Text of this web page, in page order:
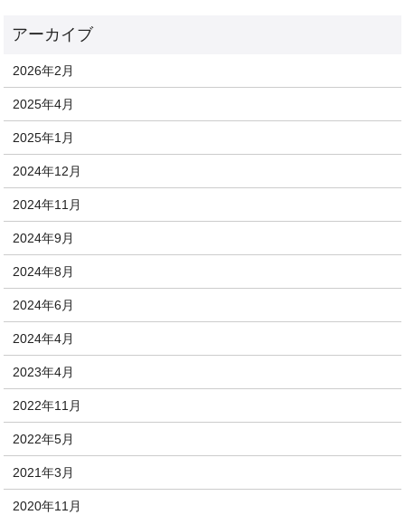
2026年2月
2025年4月
2025年1月
2024年12月
2024年11月
2024年9月
2024年8月
2024年6月
2024年4月
2023年4月
2022年11月
2022年5月
2021年3月
2020年11月